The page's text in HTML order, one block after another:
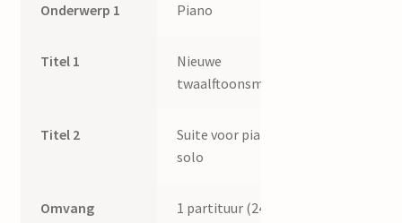
Onderwerp 1 Piano
Titel 1
Nieuwe
twaalftoonsmuziek
Titel 2
Suite voor piano
solo
Omvang 1 partituur (24 p.)